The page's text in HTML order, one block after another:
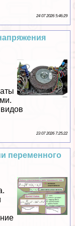
24 07 2026 5:46:29
23 07 2026 7:25:22
переменного